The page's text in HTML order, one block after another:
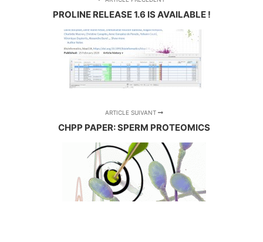
PROLINE RELEASE 1.6 IS AVAILABLE !
ARTICLE SUIVANT
CHPP PAPER: SPERM PROTEOMICS